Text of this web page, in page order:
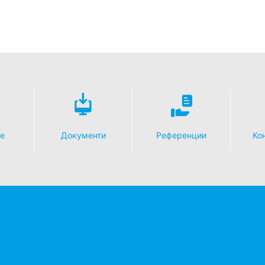
Документи Референции